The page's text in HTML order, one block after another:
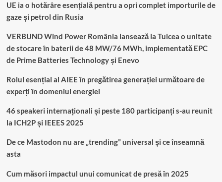
UE ia o hotărâre esențială pentru a opri complet importurile de
gaze și petrol din Rusia
VERBUND Wind Power România lansează la Tulcea o unitate
de stocare în baterii de 48 MW/76 MWh, implementată EPC
de Prime Batteries Technology și Enevo
Rolul esențial al AIEE în pregătirea generației următoare de
experți în domeniul energiei
46 speakeri internaționali și peste 180 participanți s-au reunit
la ICH2P și IEEES 2025
De ce Mastodon nu are „trending” universal și ce înseamnă
asta
Cum măsori impactul unui comunicat de presă în 2025